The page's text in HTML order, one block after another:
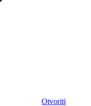
Otvoriti